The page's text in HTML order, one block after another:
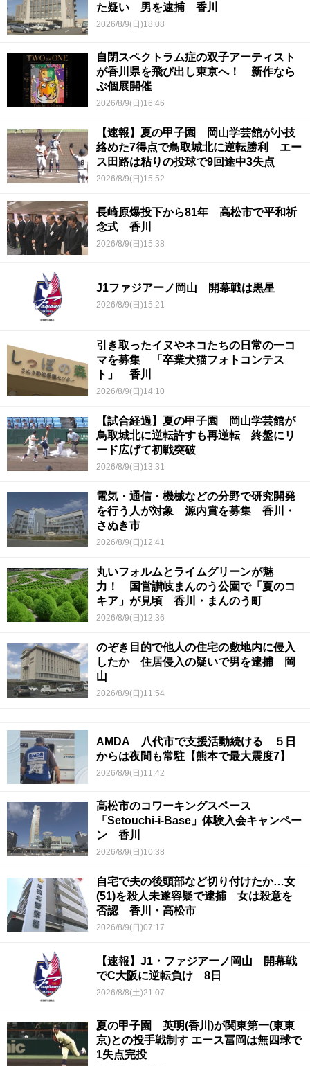
た疑い 男を逮捕 香川
2026/8/9(日)18:08
自閉スペクトラム症の双子アーティスト
が香川県を飛び出し東京へ！ 新作なら
ぶ個展開催
2026/8/9(日)16:46
【速報】夏の甲子園 岡山学芸館が小技
絡めた7得点で鳥取城北に逆転勝利 エー
ス田路は粘りの投球で9回途中3失点
2026/8/9(日)15:52
長崎原爆投下から81年 高松市で平和祈
念式 香川
2026/8/9(日)15:38
J1ファジアーノ岡山 開幕戦は黒星
2026/8/9(日)15:21
引き取ったイヌやネコたちの日常の一コ
マを募集 「卒業犬猫フォトコンテス
ト」 香川
2026/8/9(日)14:10
【試合経過】夏の甲子園 岡山学芸館が
鳥取城北に逆転許すも再逆転 終盤にリ
ード広げて初戦突破
2026/8/9(日)13:31
電気・通信・機械などの分野で研究開発
を行う人が対象 源内賞を募集 香川・
さぬき市
2026/8/9(日)12:41
丸いフォルムとライムグリーンが魅
力！ 国営讃岐まんのう公園で「夏のコ
キア」が見頃 香川・まんのう町
2026/8/9(日)12:36
のぞき目的で他人の住宅の敷地内に侵入
したか 住居侵入の疑いで男を逮捕 岡
山
2026/8/9(日)11:54
AMDA 八代市で支援活動続ける ５日
からは夜間も常駐【熊本で最大震度7】
2026/8/9(日)11:42
高松市のコワーキングスペース
「Setouchi-i-Base」体験入会キャンペー
ン 香川
2026/8/9(日)10:38
自宅で夫の後頭部など切り付けたか…女
(51)を殺人未遂容疑で逮捕 女は殺意を
否認 香川・高松市
2026/8/9(日)07:17
【速報】J1・ファジアーノ岡山 開幕戦
でC大阪に逆転負け 8日
2026/8/8(土)21:07
夏の甲子園 英明(香川)が関東第一(東東
京)との投手戦制す エース冨岡は無四球で
1失点完投